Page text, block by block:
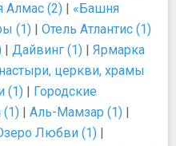
Алмас (2) | «Башня
(1) | Отель Атлантис (1)
| Дайвинг (1) | Ярмарка
церкви, храмы
(1) | Городские
(1) | Аль-Мамзар (1) |
Любви (1) |